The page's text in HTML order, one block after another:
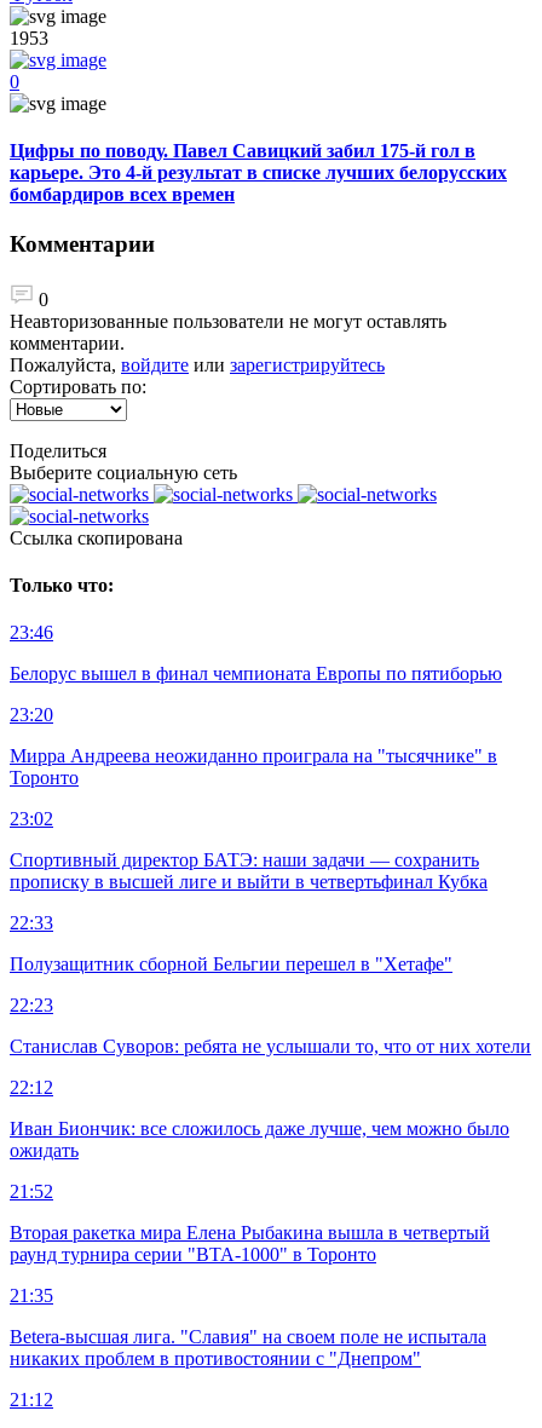
1953
0
Цифры по поводу. Павел Савицкий забил 175-й гол в
карьере. Это 4-й результат в списке лучших белорусских
бомбардиров всех времен
Комментарии
0
Неавторизованные пользователи не могут оставлять
комментарии.
Пожалуйста, войдите или зарегистрируйтесь
Сортировать по:
Поделиться
Выберите социальную сеть
Ccылка скопирована
Только что:
23:46
Белорус вышел в финал чемпионата Европы по пятиборью
23:20
Мирра Андреева неожиданно проиграла на "тысячнике" в
Торонто
23:02
Спортивный директор БАТЭ: наши задачи — сохранить
прописку в высшей лиге и выйти в четвертьфинал Кубка
22:33
Полузащитник сборной Бельгии перешел в "Хетафе"
22:23
Станислав Суворов: ребята не услышали то, что от них хотели
22:12
Иван Биончик: все сложилось даже лучше, чем можно было
ожидать
21:52
Вторая ракетка мира Елена Рыбакина вышла в четвертый
раунд турнира серии "ВТА-1000" в Торонто
21:35
Betera-высшая лига. "Славия" на своем поле не испытала
никаких проблем в противостоянии с "Днепром"
21:12